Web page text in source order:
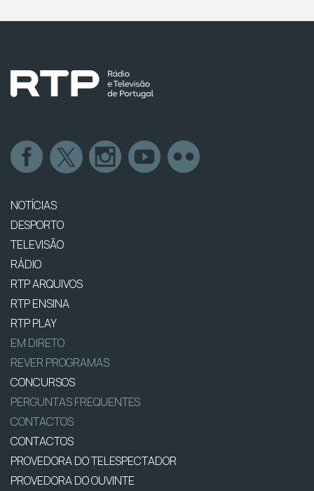
NOTÍCIAS
DESPORTO
TELEVISÃO
RÁDIO
RTP ARQUIVOS
RTP ENSINA
RTP PLAY
EM DIRETO
REVER PROGRAMAS
CONCURSOS
PERGUNTAS FREQUENTES
CONTACTOS
CONTACTOS
PROVEDORA DO TELESPECTADOR
PROVEDORA DO OUVINTE